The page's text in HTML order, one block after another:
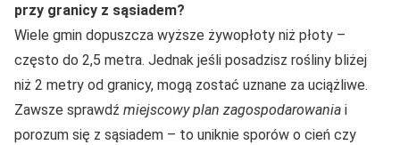
przy granicy z sąsiadem?
Wiele gmin dopuszcza wyższe żywopłoty niż płoty –
często do 2,5 metra. Jednak jeśli posadzisz rośliny bliżej
niż 2 metry od granicy, mogą zostać uznane za uciążliwe.
Zawsze sprawdź miejscowy plan zagospodarowania i
porozum się z sąsiadem – to uniknie sporów o cień czy